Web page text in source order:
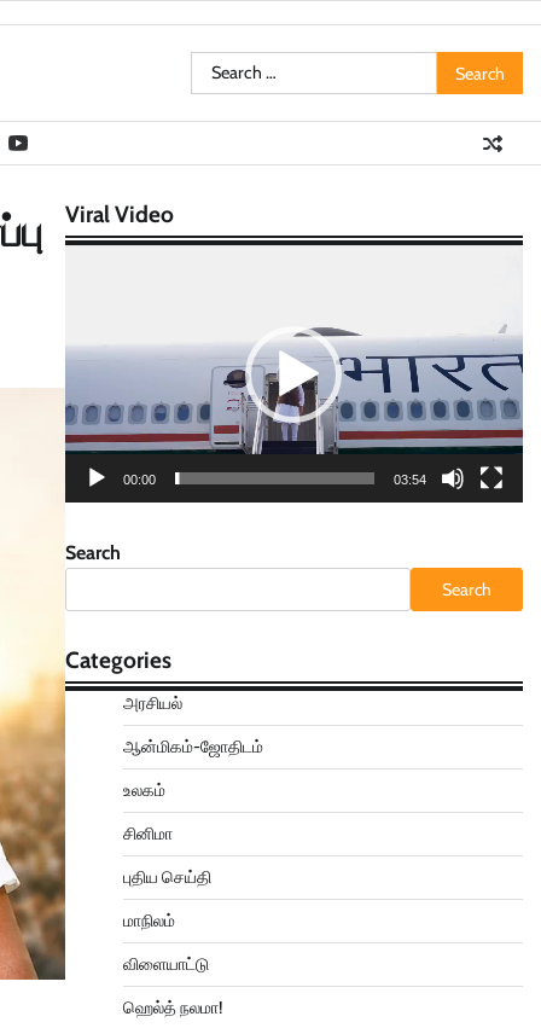
Search
for:
Viral Video
00:00 03:54
Search
Search
Categories
அரசியல்
ஆன்மிகம்-ஜோதிடம்
உலகம்
சினிமா
புதிய செய்தி
மாநிலம்
விளையாட்டு
ஹெல்த் நலமா!